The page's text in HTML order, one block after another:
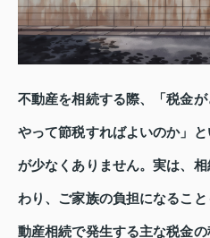
不動産を相続する際、「税金
やって節税すればよいのか」
が少なくありません。実は、
わり、ご家族の負担になるこ
動産相続で発生する主な税金